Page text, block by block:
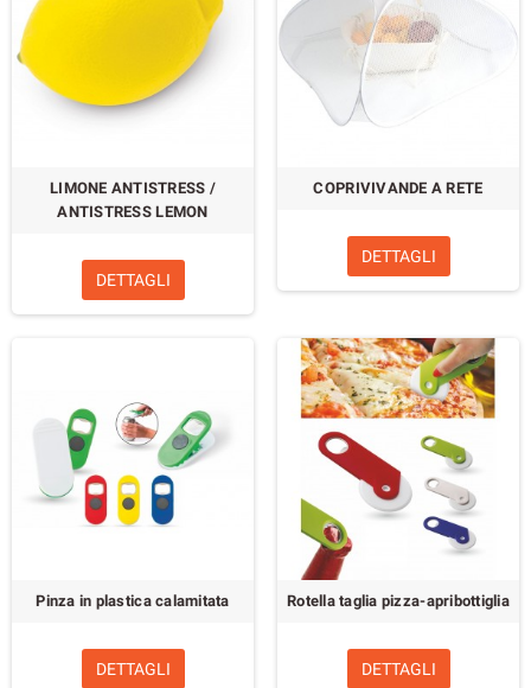
LIMONE ANTISTRESS /
ANTISTRESS LEMON
DETTAGLI
COPRIVIVANDE A RETE
DETTAGLI
Pinza in plastica calamitata
DETTAGLI
Rotella taglia pizza-apribottiglia
DETTAGLI